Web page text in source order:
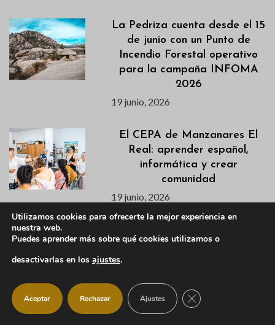
La Pedriza cuenta desde el 15
de junio con un Punto de
Incendio Forestal operativo
para la campaña INFOMA
2026
19 junio, 2026
El CEPA de Manzanares El
Real: aprender español,
informática y crear
comunidad
19 junio, 2026
sus puertas el próximo 18 de
junio tras la reparación de
17 junio, 2026
Utilizamos cookies para ofrecerte la mejor experiencia en
nuestra web.
Puedes aprender más sobre qué cookies utilizamos o
desactivarlas en los ajustes.
Aceptar Rechazar Ajustes CERRAR EL